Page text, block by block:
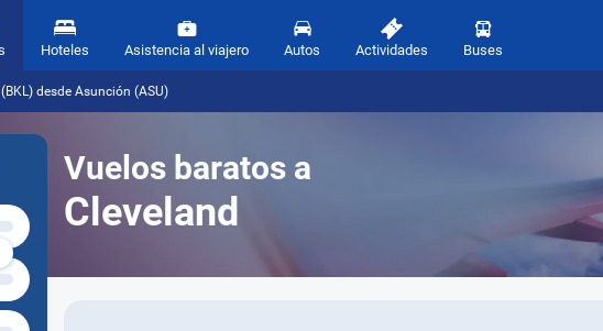
Hoteles Asistencia al viajero Autos Actividades Buses
desde Asunción (ASU)
Vuelos baratos a
Cleveland